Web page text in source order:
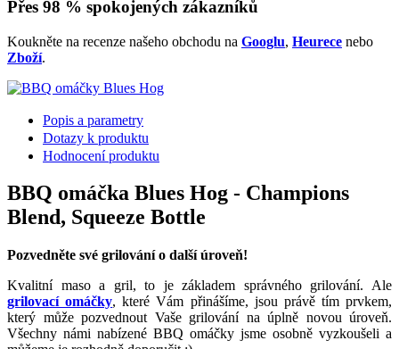
Přes 98 % spokojených zákazníků
Koukněte na recenze našeho obchodu na Googlu, Heurece nebo
Zboží.
Popis a parametry
Dotazy k produktu
Hodnocení produktu
BBQ omáčka Blues Hog - Champions
Blend, Squeeze Bottle
Pozvedněte své grilování o další úroveň!
Kvalitní maso a gril, to je základem správného grilování. Ale
grilovací omáčky, které Vám přinášíme, jsou právě tím prvkem,
který může pozvednout Vaše grilování na úplně novou úroveň.
Všechny námi nabízené BBQ omáčky jsme osobně vyzkoušeli a